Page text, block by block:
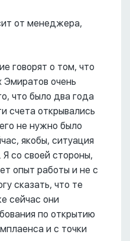
от менеджера,
говорят о том, что
Эмиратов очень
что было два года
счета открывались
не нужно было
якобы, ситуация
со своей стороны,
опыт работы и не с
сказать, что те
сейчас они
по открытию
и с точки